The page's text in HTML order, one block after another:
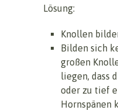
Lösung:
Knollen
Bilden sich
großen
liegen, dass
oder zu tief
Hornspänen